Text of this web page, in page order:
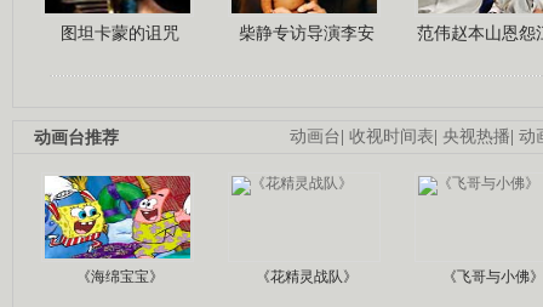
图坦卡蒙的诅咒 柴静专访导演李安 范伟赵本山恩怨
动画台| 收视时间表| 央视热播| 动
动画台推荐
《海绵宝宝》 《花精灵战队》 《飞哥与小佛》